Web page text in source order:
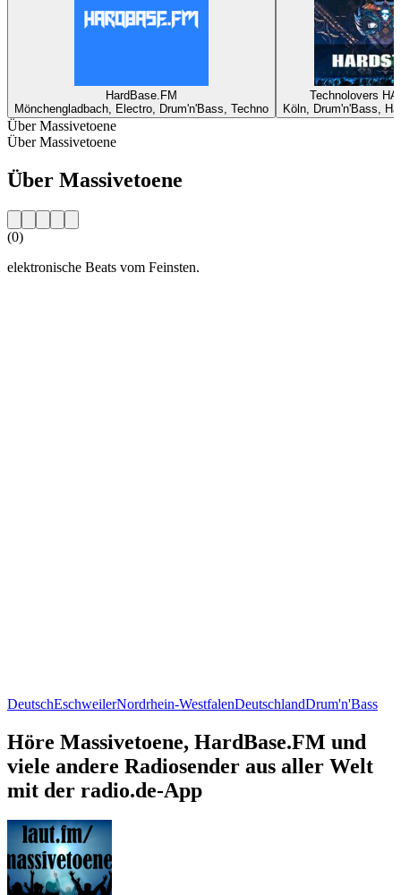
HardBase.FM
Mönchengladbach, Electro, Drum'n'Bass, Techno
Technolovers
Köln, Drum'n'Bass,
Über Massivetoene
Über Massivetoene
Über Massivetoene
(0)
elektronische Beats vom Feinsten.
DeutschEschweilerNordrhein-WestfalenDeutschlandDrum'n'Bass
Höre Massivetoene, HardBase.FM und
viele andere Radiosender aus aller Welt
mit der radio.de-App